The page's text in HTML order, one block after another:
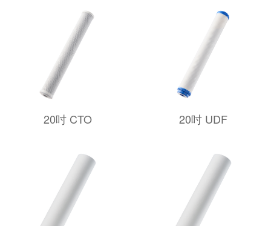
20吋 CTO 20吋 UDF